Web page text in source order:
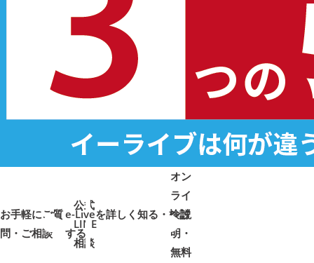
公式
LINE
相談
お手軽にご質
問・ご相談➜ ➜
オン
ライ
ン説
明・
無料
e-Liveを詳しく知る・検討
する
➜➜